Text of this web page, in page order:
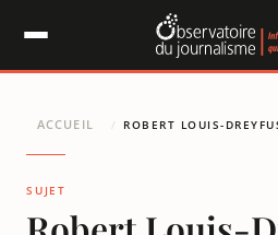
ACCUEIL / ROBERT LOUIS-
SUJET
Panneau de gestion des cookies